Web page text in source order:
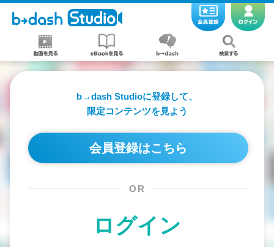
b→dash Studioに登録して、
限定コンテンツを見よう
会員登録はこちら
OR
ログイン